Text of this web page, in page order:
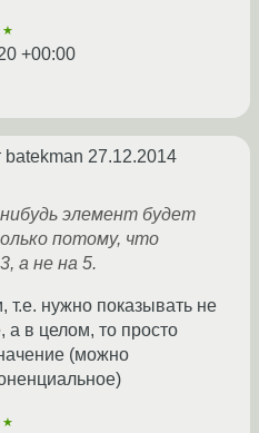
+00:00
batekman 27.12.2014
элемент будет
потому, что
а не на 5.
т.е. нужно показывать не
а в целом, то просто
(можно